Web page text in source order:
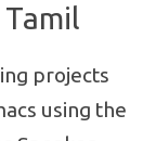
projects
using the